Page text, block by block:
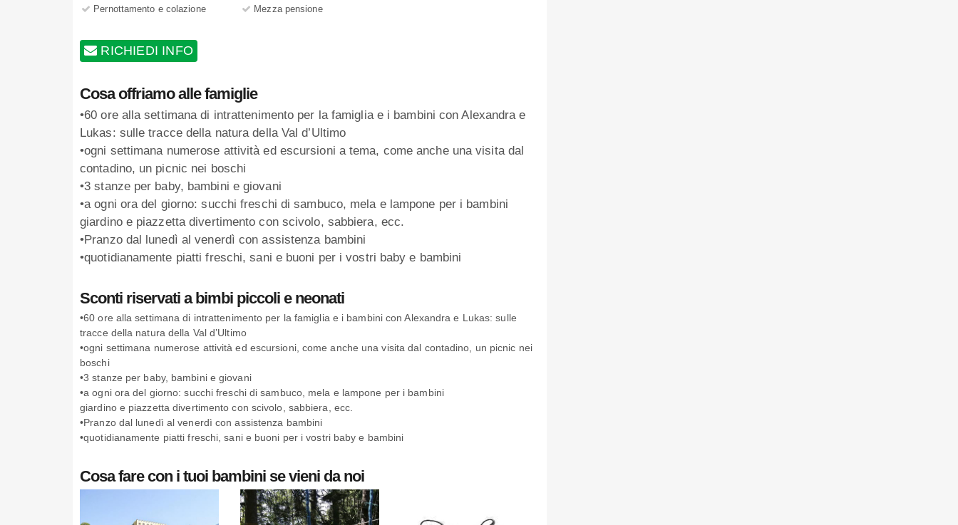
Pernottamento e colazione Mezza pensione
RICHIEDI INFO
Cosa offriamo alle famiglie
•60 ore alla settimana di intrattenimento per la famiglia e i bambini con Alexandra e
Lukas: sulle tracce della natura della Val d’Ultimo
•ogni settimana numerose attività ed escursioni a tema, come anche una visita dal
contadino, un picnic nei boschi
•3 stanze per baby, bambini e giovani
•a ogni ora del giorno: succhi freschi di sambuco, mela e lampone per i bambini
giardino e piazzetta divertimento con scivolo, sabbiera, ecc.
•Pranzo dal lunedì al venerdì con assistenza bambini
•quotidianamente piatti freschi, sani e buoni per i vostri baby e bambini
Sconti riservati a bimbi piccoli e neonati
•60 ore alla settimana di intrattenimento per la famiglia e i bambini con Alexandra e Lukas: sulle
tracce della natura della Val d’Ultimo
•ogni settimana numerose attività ed escursioni, come anche una visita dal contadino, un picnic nei
boschi
•3 stanze per baby, bambini e giovani
•a ogni ora del giorno: succhi freschi di sambuco, mela e lampone per i bambini
giardino e piazzetta divertimento con scivolo, sabbiera, ecc.
•Pranzo dal lunedì al venerdì con assistenza bambini
•quotidianamente piatti freschi, sani e buoni per i vostri baby e bambini
Cosa fare con i tuoi bambini se vieni da noi